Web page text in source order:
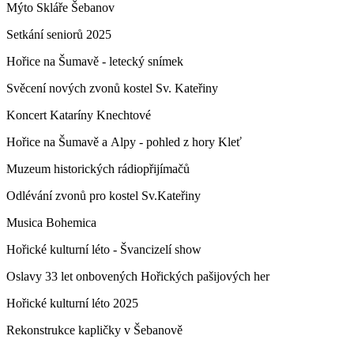
Mýto Skláře Šebanov
Setkání seniorů 2025
Hořice na Šumavě - letecký snímek
Svěcení nových zvonů kostel Sv. Kateřiny
Koncert Kataríny Knechtové
Hořice na Šumavě a Alpy - pohled z hory Kleť
Muzeum historických rádiopřijímačů
Odlévání zvonů pro kostel Sv.Kateřiny
Musica Bohemica
Hořické kulturní léto - Švancizelí show
Oslavy 33 let onbovených Hořických pašijových her
Hořické kulturní léto 2025
Rekonstrukce kapličky v Šebanově